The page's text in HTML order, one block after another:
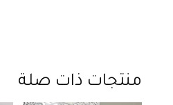
منتجات ذات صلة